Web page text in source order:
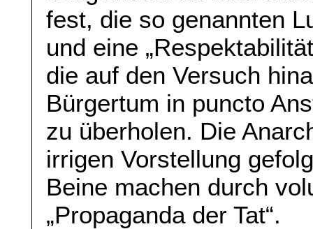
fest, die so genannten
und eine
die auf den Versuch
Bürgertum in puncto
zu überholen. Die
irrigen Vorstellung
Beine machen durch
„Propaganda der Tat“.